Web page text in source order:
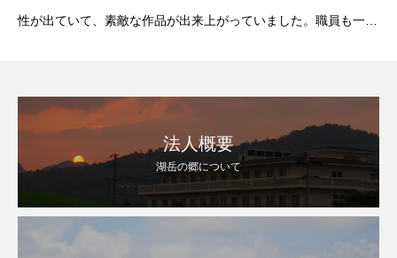
性が出ていて、素敵な作品が出来上がっていました。職員も一緒
法人概要
湖岳の郷について